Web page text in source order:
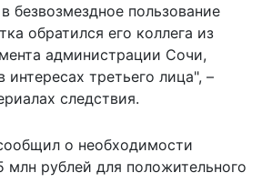
безвозмездное пользование
обратился его коллега из
администрации Сочи,
третьего лица", –
следствия.
о необходимости
млн рублей для положительного